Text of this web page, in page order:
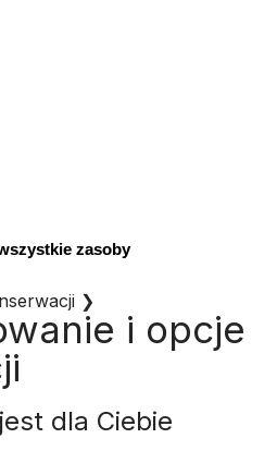
zasoby
❯
i opcje
dla Ciebie